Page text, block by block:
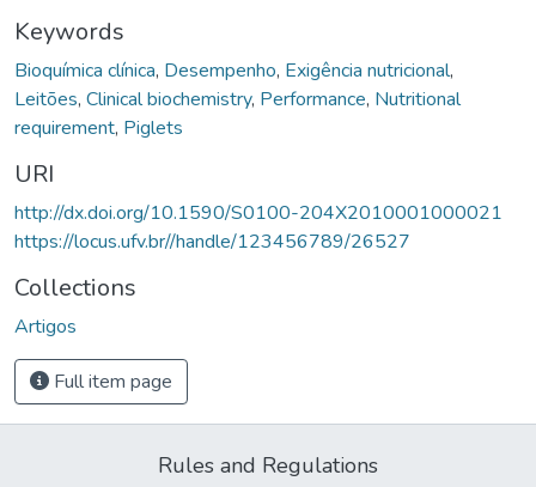
Keywords
Bioquímica clínica, Desempenho, Exigência nutricional,
Leitões, Clinical biochemistry, Performance, Nutritional
requirement, Piglets
URI
http://dx.doi.org/10.1590/S0100-204X2010001000021
https://locus.ufv.br//handle/123456789/26527
Collections
Artigos
Full item page
Rules and Regulations